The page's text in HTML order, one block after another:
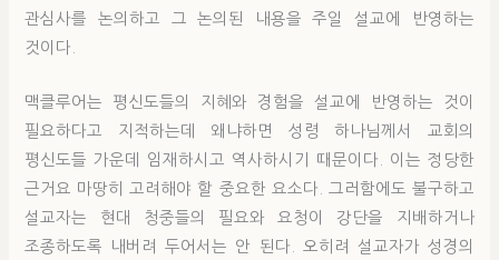
관심사를 논의하고 그 논의된 내용을 주일 설교에 반영하는
것이다.
맥클루어는 평신도들의 지혜와 경험을 설교에 반영하는 것이
필요하다고 지적하는데 왜냐하면 성령 하나님께서 교회의
평신도들 가운데 임재하시고 역사하시기 때문이다. 이는 정당한
근거요 마땅히 고려해야 할 중요한 요소다. 그러함에도 불구하고
설교자는 현대 청중들의 필요와 요청이 강단을 지배하거나
조종하도록 내버려 두어서는 안 된다. 오히려 설교자가 성경의